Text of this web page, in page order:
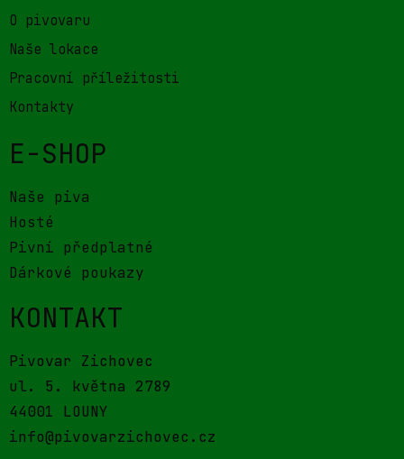
O pivovaru
Naše lokace
Pracovní příležitosti
Kontakty
E-SHOP
Naše piva
Hosté
Pivní předplatné
Dárkové poukazy
KONTAKT
Pivovar Zichovec
ul. 5. května 2789
44001 LOUNY
info@pivovarzichovec.cz